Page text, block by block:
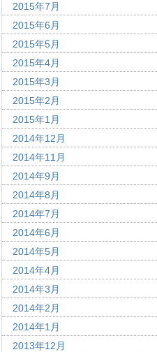
2015年7月
2015年6月
2015年5月
2015年4月
2015年3月
2015年2月
2015年1月
2014年12月
2014年11月
2014年9月
2014年8月
2014年7月
2014年6月
2014年5月
2014年4月
2014年3月
2014年2月
2014年1月
2013年12月